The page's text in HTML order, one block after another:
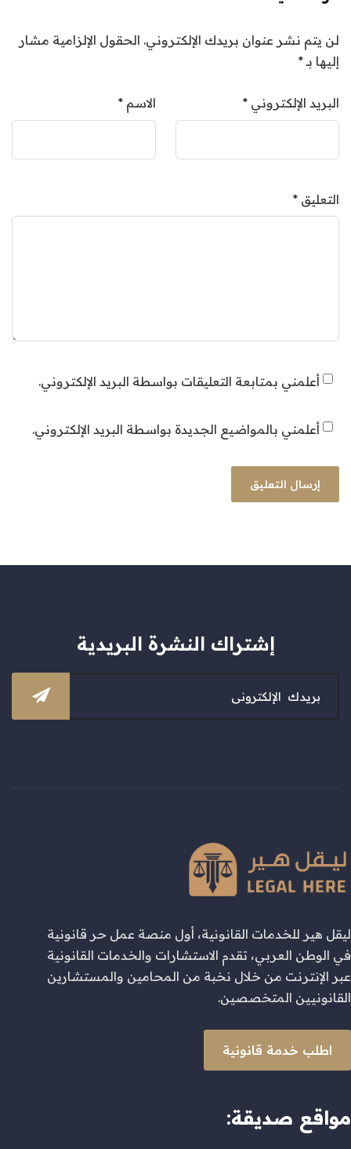
لن يتم نشر عنوان بريدك الإلكتروني. الحقول الإلزامية مشار
إليها بـ*
الاسم * البريد الإلكتروني *
التعليق *
أعلمني بمتابعة التعليقات بواسطة البريد الإلكتروني.
أعلمني بالمواضيع الجديدة بواسطة البريد الإلكتروني.
إشتراك النشرة البريدية
ليقل هير للخدمات القانونية، أول منصة عمل حر قانونية
في الوطن العربي، تقدم الاستشارات والخدمات القانونية
عبر الإنترنت من خلال نخبة من المحامين والمستشارين
القانونيين المتخصصين.
اطلب خدمة قانونية
مواقع صديقة: